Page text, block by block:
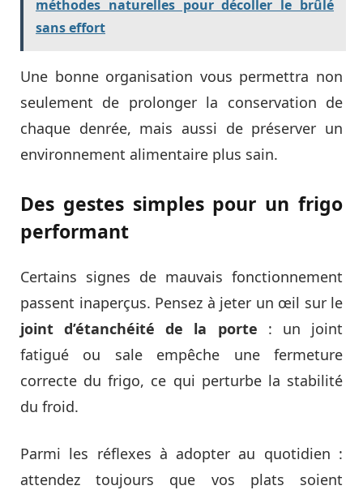
méthodes naturelles pour décoller le brûlé
sans effort
Une bonne organisation vous permettra non
seulement de prolonger la conservation de
chaque denrée, mais aussi de préserver un
environnement alimentaire plus sain.
Des gestes simples pour un frigo
performant
Certains signes de mauvais fonctionnement
passent inaperçus. Pensez à jeter un œil sur le
joint d’étanchéité de la porte : un joint
fatigué ou sale empêche une fermeture
correcte du frigo, ce qui perturbe la stabilité
du froid.
Parmi les réflexes à adopter au quotidien :
attendez toujours que vos plats soient